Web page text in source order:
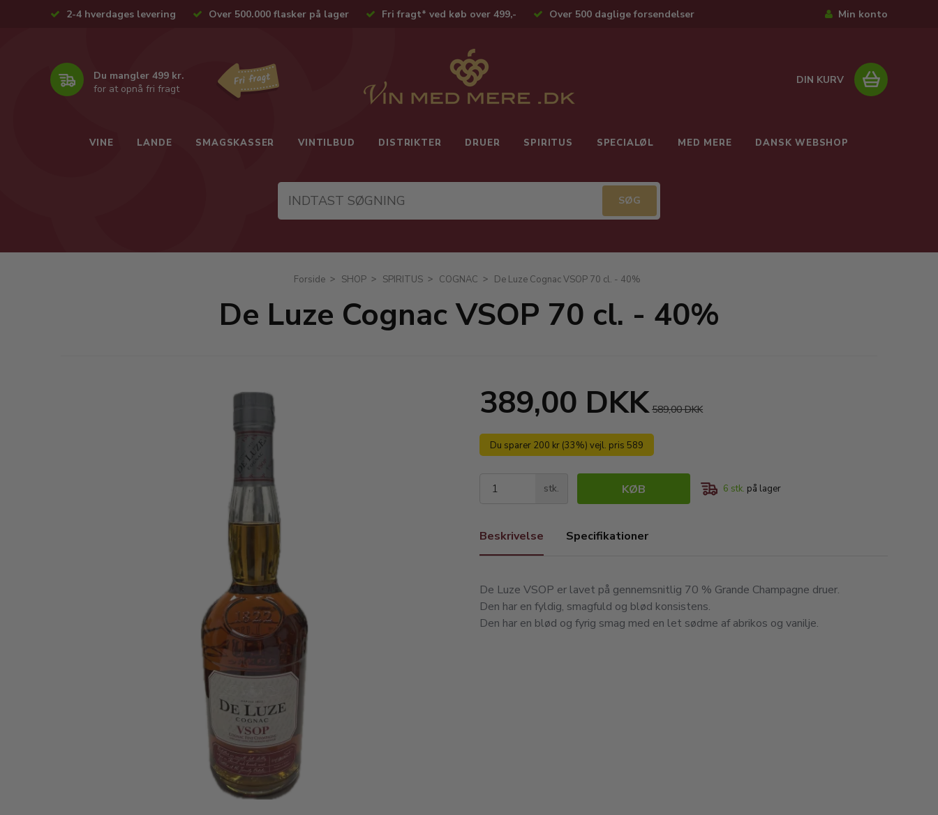
2-4 hverdages levering Over 500.000 flasker på lager Fri fragt* ved køb over 499,- Over 500 daglige forsendelser Min konto
Du mangler 499 kr.
for at opnå fri fragt
DIN KURV
VINE LANDE SMAGSKASSER VINTILBUD DISTRIKTER DRUER SPIRITUS SPECIALØL MED MERE DANSK WEBSHOP
Forside SHOP SPIRITUS COGNAC De Luze Cognac VSOP 70 cl. - 40%
De Luze Cognac VSOP 70 cl. - 40%
389,00 DKK 589,00 DKK
Du sparer 200 kr (33%) vejl. pris 589
stk. KØB 6 stk. på lager
Beskrivelse Specifikationer
De Luze VSOP er lavet på gennemsnitlig 70 % Grande Champagne druer.
Den har en fyldig, smagfuld og blød konsistens.
Den har en blød og fyrig smag med en let sødme af abrikos og vanilje.